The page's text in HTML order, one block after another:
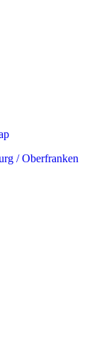
/ Oberfranken